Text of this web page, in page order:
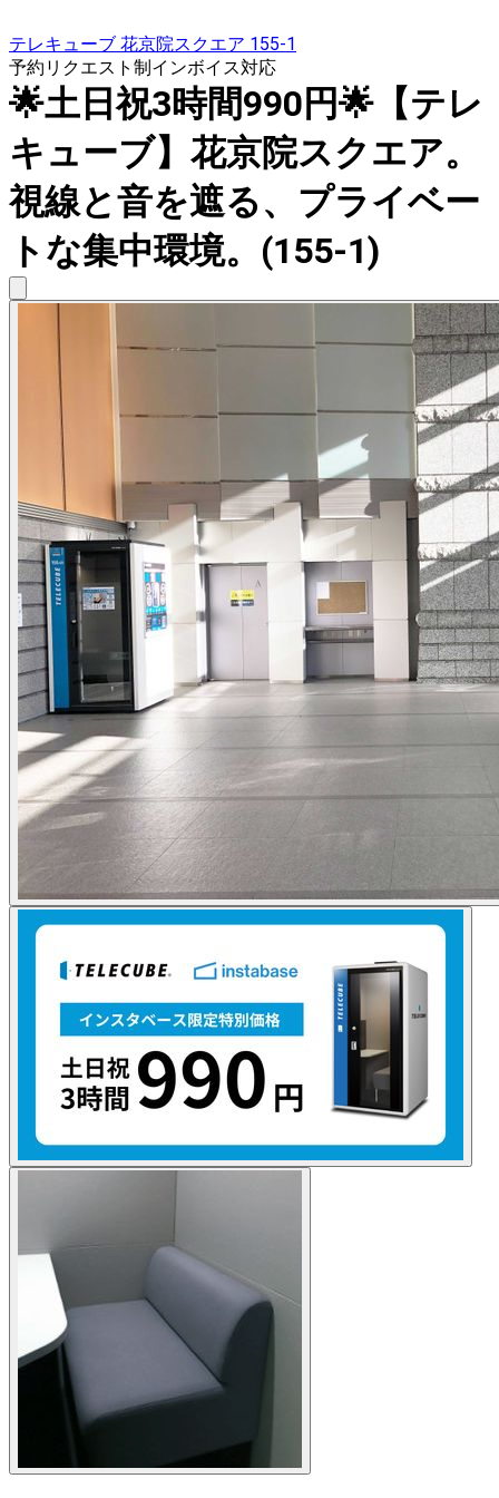
テレキューブ 花京院スクエア 155-1
予約リクエスト制インボイス対応
🌟土日祝3時間990円🌟【テレ
キューブ】花京院スクエア。
視線と音を遮る、プライベー
トな集中環境。(155-1)